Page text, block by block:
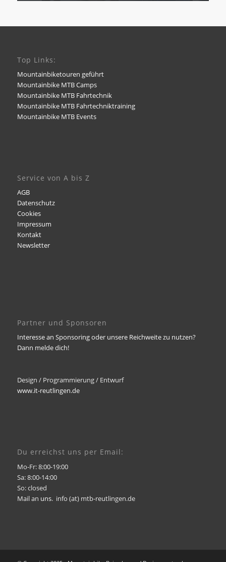
Top Links:
Mountainbiketouren geführt
Mountainbike MTB Camps
Mountainbike MTB Fahrtechnik
Mountainbike MTB Fahrtechniktraining
Mountainbike MTB Events
Service von A bis Z
AGB
Datenschutz
Cookies
Impressum
Kontakt
Newsletter
Partner und Sponsoren
Interesse an Sponsoring oder unsere Reichweite zu nutzen?
Dann melde dich!
Design / Programmierung / Entwurf
www.it-reutlingen.de
Du erreichst uns per Email:
Mo-Fr: 8:00-19:00
Sa: 8:00-14:00
So: closed
Mail an uns. info (at) mtb-reutlingen.de